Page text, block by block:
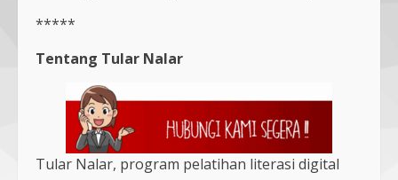
*****
Tentang Tular Nalar
Tular Nalar, program pelatihan literasi digital